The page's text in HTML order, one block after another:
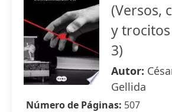
(Versos,
y
3)
Autor:
Gellida
Número de Páginas: 507